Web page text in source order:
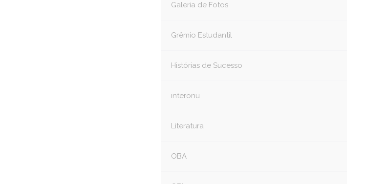
Galeria de Fotos
Grêmio Estudantil
Histórias de Sucesso
interonu
Literatura
OBA